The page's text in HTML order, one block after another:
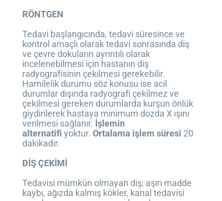
RÖNTGEN
Tedavi başlangıcında, tedavi süresince ve
kontrol amaçlı olarak tedavi sonrasında diş
ve çevre dokuların ayrıntılı olarak
incelenebilmesi için hastanın diş
radyografisinin çekilmesi gerekebilir.
Hamilelik durumu söz konusu ise acil
durumlar dışında radyografi çekilmez ve
çekilmesi gereken durumlarda kurşun önlük
giydirilerek hastaya minimum dozda X ışını
verilmesi sağlanır. İşlemin
alternatifi yoktur. Ortalama işlem süresi 20
dakikadır.
DİŞ ÇEKİMİ
Tedavisi mümkün olmayan diş; aşırı madde
kaybı, ağızda kalmış kökler, kanal tedavisi